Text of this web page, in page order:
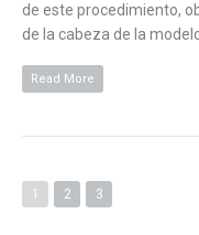
de este procedimiento,
de la cabeza de la
Read More
1 2 3